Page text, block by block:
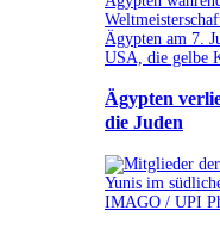
Ägypten
die Juden